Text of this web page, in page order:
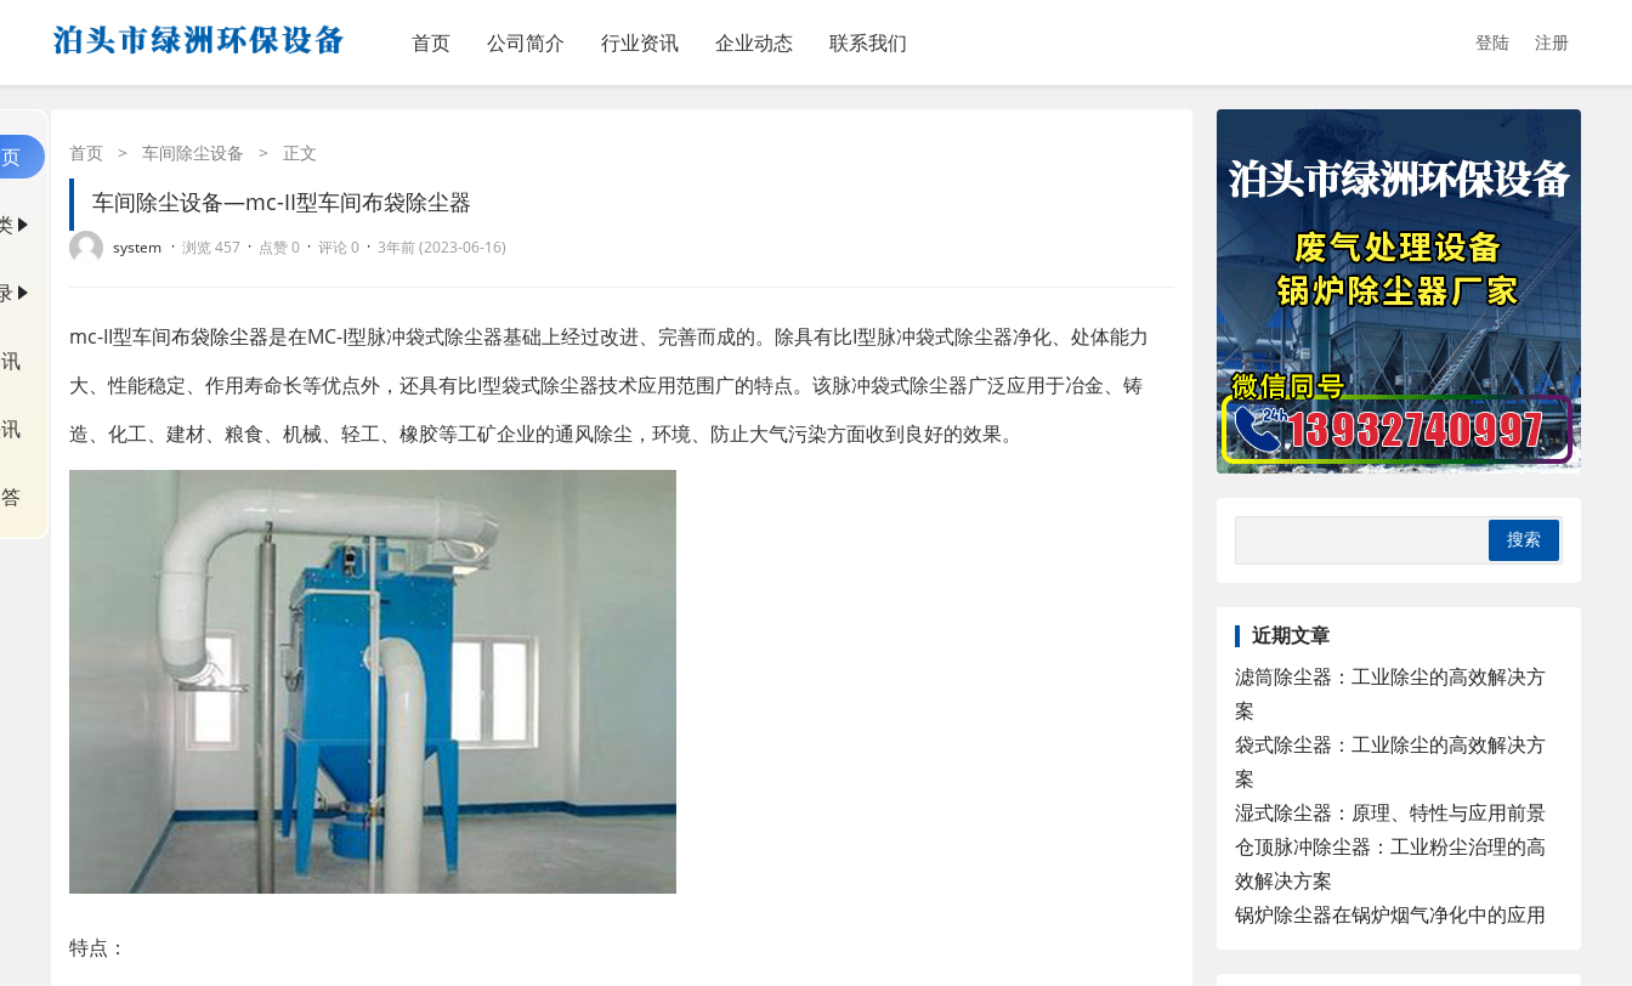
首页 公司简介 行业资讯 企业动态 联系我们 登陆 注册
首页 > 车间除尘设备 > 正文
车间除尘设备—mc-II型车间布袋除尘器
system · 浏览 457 · 点赞 0 · 评论 0 · 3年前 (2023-06-16)
mc-II型车间布袋除尘器是在MC-I型脉冲袋式除尘器基础上经过改进、完善而成的。除具有比I型脉冲袋式除尘器净化、处体能力
大、性能稳定、作用寿命长等优点外，还具有比I型袋式除尘器技术应用范围广的特点。该脉冲袋式除尘器广泛应用于冶金、铸
造、化工、建材、粮食、机械、轻工、橡胶等工矿企业的通风除尘，环境、防止大气污染方面收到良好的效果。
特点：
近期文章
滤筒除尘器：工业除尘的高效解决方
案
袋式除尘器：工业除尘的高效解决方
案
湿式除尘器：原理、特性与应用前景
仓顶脉冲除尘器：工业粉尘治理的高
效解决方案
锅炉除尘器在锅炉烟气净化中的应用